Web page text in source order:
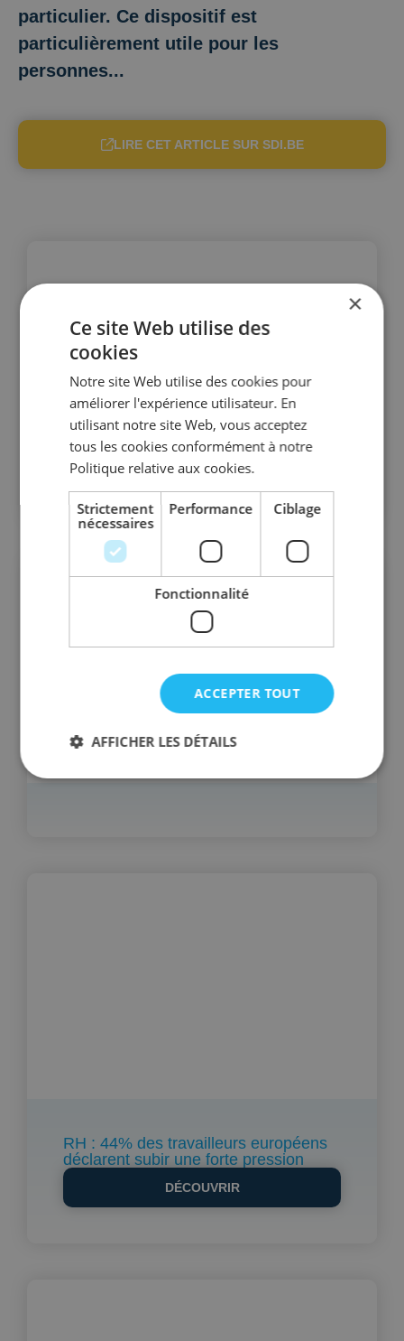
particulier. Ce dispositif est
particulièrement utile pour les
personnes...
LIRE CET ARTICLE SUR SDI.BE
RH : 44% des travailleurs européens
déclarent subir une forte pression
DÉCOUVRIR
×
Ce site Web utilise des
cookies
Notre site Web utilise des cookies pour
améliorer l'expérience utilisateur. En
utilisant notre site Web, vous acceptez
tous les cookies conformément à notre
Politique relative aux cookies.
Strictement
nécessaires
Performance Ciblage
Fonctionnalité
ACCEPTER TOUT
AFFICHER LES DÉTAILS